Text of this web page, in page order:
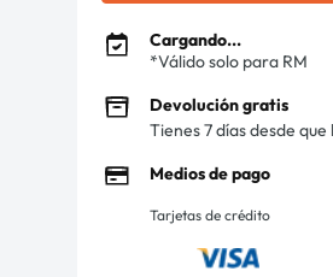
Cargando...
*Válido solo para RM
Devolución gratis
Tienes 7 días desde que
Medios de pago
Tarjetas de crédito